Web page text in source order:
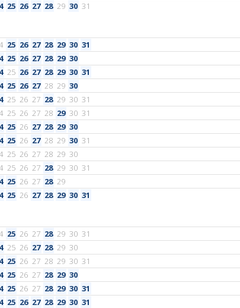
25 26 27 28 29 30 31
25 26 27 28 29 30 31
25 26 27 28 29 30
25 26 27 28 29 30 31
25 26 27 28 29 30
25 26 27 28 29 30 31
25 26 27 28 29 30 31
25 26 27 28 29 30
25 26 27 28 29 30 31
25 26 27 28 29 30
25 26 27 28 29 30 31
25 26 27 28 29
25 26 27 28 29 30 31
25 26 27 28 29 30 31
25 26 27 28 29 30
25 26 27 28 29 30 31
25 26 27 28 29 30
25 26 27 28 29 30 31
25 26 27 28 29 30 31